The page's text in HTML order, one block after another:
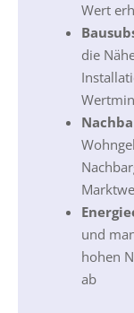
Wert
die
und
hohen
ab